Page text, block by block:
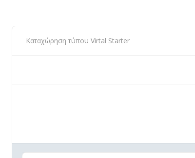
Καταχώρηση τύπου Virtal Starter